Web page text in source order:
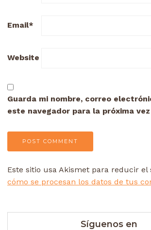
Email*
Website
Guarda mi nombre, correo
este navegador para la próxima
Este sitio usa Akismet para reducir el
cómo se procesan los datos de tus
Síguenos en